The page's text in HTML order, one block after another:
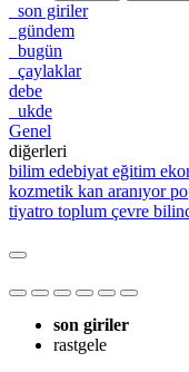
son giriler
gündem
bugün
çaylaklar
debe
ukde
Genel
diğerleri
bilim edebiyat eğitim
kozmetik kan aranıyor
tiyatro toplum çevre
son giriler
rastgele